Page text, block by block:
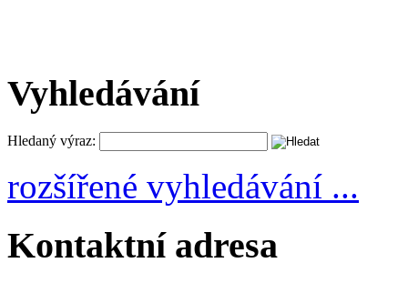
Vyhledávání
Hledaný výraz:
rozšířené vyhledávání ...
Kontaktní adresa